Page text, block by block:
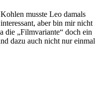
musste Leo damals
aber bin mir nicht
die „Filmvariante“ doch ein
dazu auch nicht nur einmal